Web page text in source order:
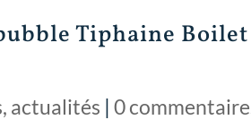
Tiphaine
actualités |0